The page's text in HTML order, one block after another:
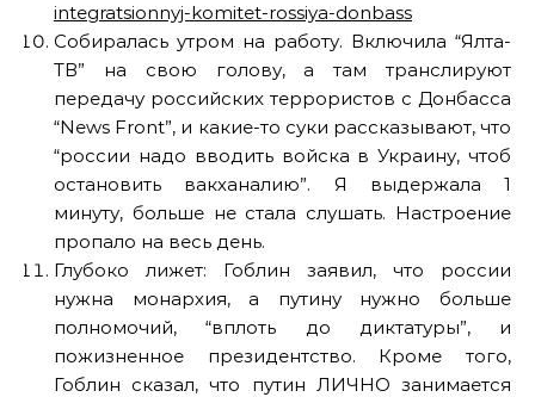
integratsionnyj-komitet-rossiya-donbass
Собиралась утром на работу. Включила “Ялта-
ТВ” на свою голову, а там транслируют
передачу российских террористов с Донбасса
“News Front”, и какие-то суки рассказывают, что
“россии надо вводить войска в Украину, чтоб
остановить вакханалию”. Я выдержала 1
минуту, больше не стала слушать. Настроение
пропало на весь день.
Глубоко лижет: Гоблин заявил, что россии
нужна монархия, а путину нужно больше
полномочий, “вплоть до диктатуры”, и
пожизненное президентство. Кроме того,
Гоблин сказал, что путин ЛИЧНО занимается